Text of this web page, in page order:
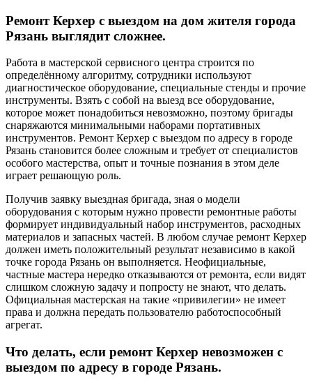
Ремонт Керхер с выездом на дом жителя города
Рязань выглядит сложнее.
Работа в мастерской сервисного центра строится по
определённому алгоритму, сотрудники используют
диагностическое оборудование, специальные стенды и прочие
инструменты. Взять с собой на выезд все оборудование,
которое может понадобиться невозможно, поэтому бригады
снаряжаются минимальными наборами портативных
инструментов. Ремонт Керхер с выездом по адресу в городе
Рязань становится более сложным и требует от специалистов
особого мастерства, опыт и точные познания в этом деле
играет решающую роль.
Получив заявку выездная бригада, зная о модели
оборудования с которым нужно провести ремонтные работы
формирует индивидуальный набор инструментов, расходных
материалов и запасных частей. В любом случае ремонт Керхер
должен иметь положительный результат независимо в какой
точке города Рязань он выполняется. Неофициальные,
частные мастера нередко отказываются от ремонта, если видят
слишком сложную задачу и попросту не знают, что делать.
Официальная мастерская на такие «привилегии» не имеет
права и должна передать пользователю работоспособный
агрегат.
Что делать, если ремонт Керхер невозможен с
выездом по адресу в городе Рязань.